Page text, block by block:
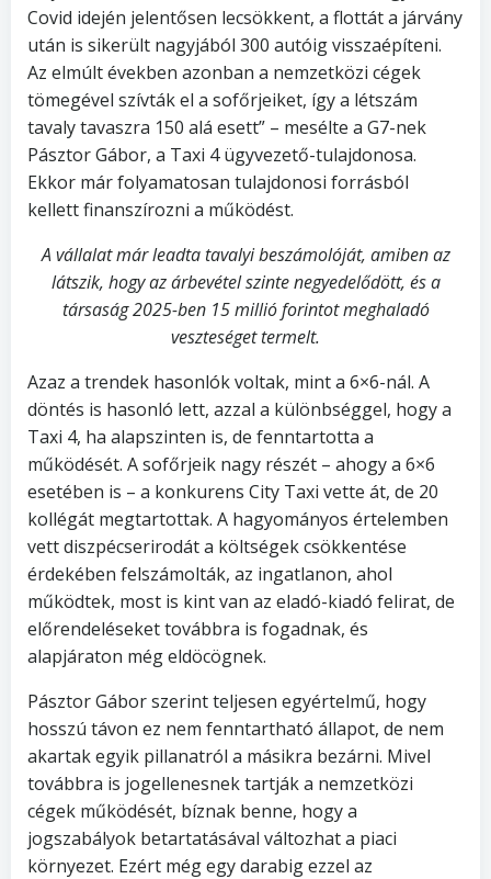
Covid idején jelentősen lecsökkent, a flottát a járvány
után is sikerült nagyjából 300 autóig visszaépíteni.
Az elmúlt években azonban a nemzetközi cégek
tömegével szívták el a sofőrjeiket, így a létszám
tavaly tavaszra 150 alá esett” – mesélte a G7-nek
Pásztor Gábor, a Taxi 4 ügyvezető-tulajdonosa.
Ekkor már folyamatosan tulajdonosi forrásból
kellett finanszírozni a működést.
A vállalat már leadta tavalyi beszámolóját, amiben az
látszik, hogy az árbevétel szinte negyedelődött, és a
társaság 2025-ben 15 millió forintot meghaladó
veszteséget termelt.
Azaz a trendek hasonlók voltak, mint a 6×6-nál. A
döntés is hasonló lett, azzal a különbséggel, hogy a
Taxi 4, ha alapszinten is, de fenntartotta a
működését. A sofőrjeik nagy részét – ahogy a 6×6
esetében is – a konkurens City Taxi vette át, de 20
kollégát megtartottak. A hagyományos értelemben
vett diszpécserirodát a költségek csökkentése
érdekében felszámolták, az ingatlanon, ahol
működtek, most is kint van az eladó-kiadó felirat, de
előrendeléseket továbbra is fogadnak, és
alapjáraton még eldöcögnek.
Pásztor Gábor szerint teljesen egyértelmű, hogy
hosszú távon ez nem fenntartható állapot, de nem
akartak egyik pillanatról a másikra bezárni. Mivel
továbbra is jogellenesnek tartják a nemzetközi
cégek működését, bíznak benne, hogy a
jogszabályok betartatásával változhat a piaci
környezet. Ezért még egy darabig ezzel az